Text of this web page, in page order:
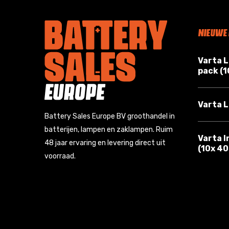
Battery Sales Europe BV groothandel in
batterijen, lampen en zaklampen. Ruim
48 jaar ervaring en levering direct uit
voorraad.
NIEUWE
Varta
pack
Varta
Varta
(10x